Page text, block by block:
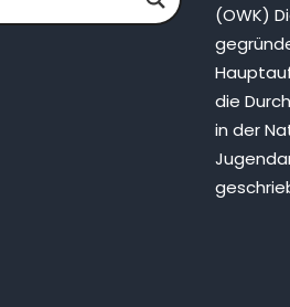
(OWK)
die
in der